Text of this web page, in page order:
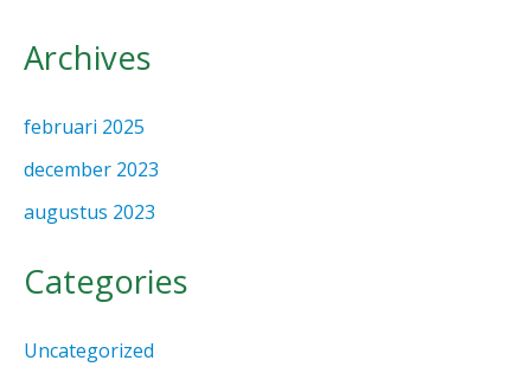
Archives
februari 2025
december 2023
augustus 2023
Categories
Uncategorized